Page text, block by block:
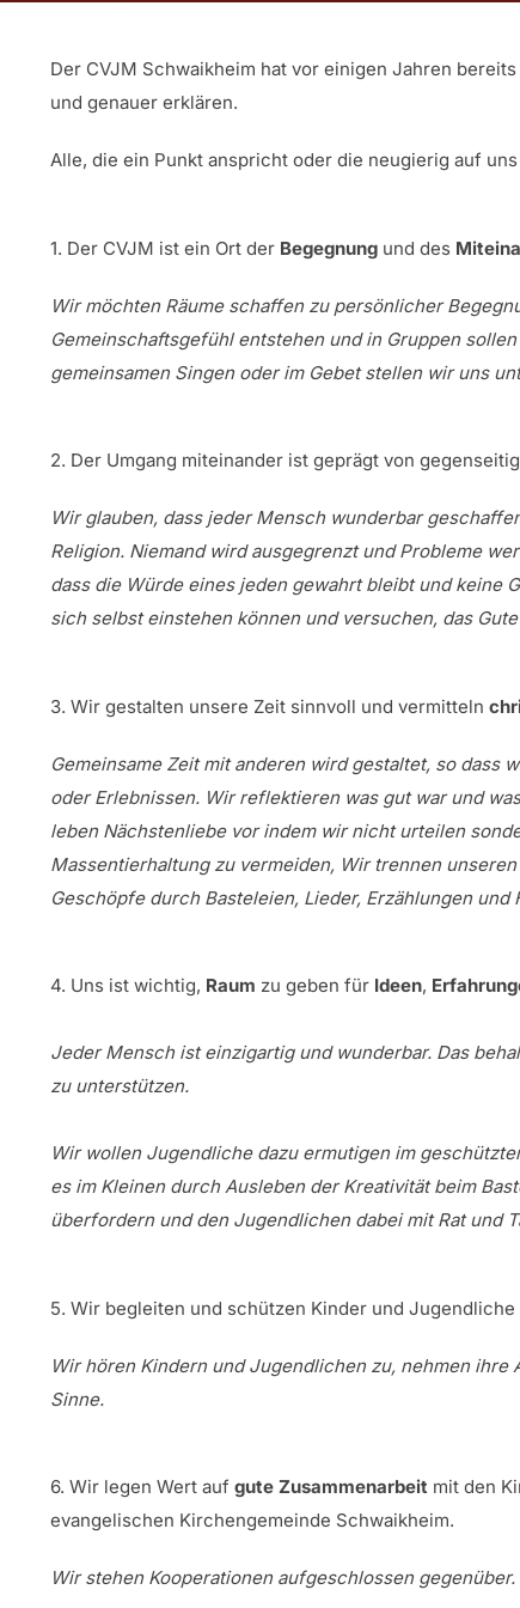
Der CVJM Schwaikheim hat vor einigen Jahren
und genauer erklären.
Alle, die ein Punkt anspricht oder die neugierig auf
1. Der CVJM ist ein Ort der Begegnung und des
Wir möchten Räume schaffen zu persönlicher
Gemeinschaftsgefühl entstehen und in Gruppen
gemeinsamen Singen oder im Gebet stellen wir uns
2. Der Umgang miteinander ist geprägt von
Wir glauben, dass jeder Mensch wunderbar
Religion. Niemand wird ausgegrenzt und Probleme
dass die Würde eines jeden gewahrt bleibt und keine
sich selbst einstehen können und versuchen, das
3. Wir gestalten unsere Zeit sinnvoll und vermitteln
Gemeinsame Zeit mit anderen wird gestaltet, so dass
oder Erlebnissen. Wir reflektieren was gut war und
leben Nächstenliebe vor indem wir nicht urteilen
Massentierhaltung zu vermeiden, Wir trennen
Geschöpfe durch Basteleien, Lieder, Erzählungen und
4. Uns ist wichtig, Raum zu geben für Ideen,
Jeder Mensch ist einzigartig und wunderbar. Das
zu unterstützen.
Wir wollen Jugendliche dazu ermutigen im
es im Kleinen durch Ausleben der Kreativität beim
überfordern und den Jugendlichen dabei mit Rat und
5. Wir begleiten und schützen Kinder und
Wir hören Kindern und Jugendlichen zu, nehmen
Sinne.
6. Wir legen Wert auf gute Zusammenarbeit mit den
evangelischen Kirchengemeinde Schwaikheim.
Wir stehen Kooperationen aufgeschlossen gegenüber.